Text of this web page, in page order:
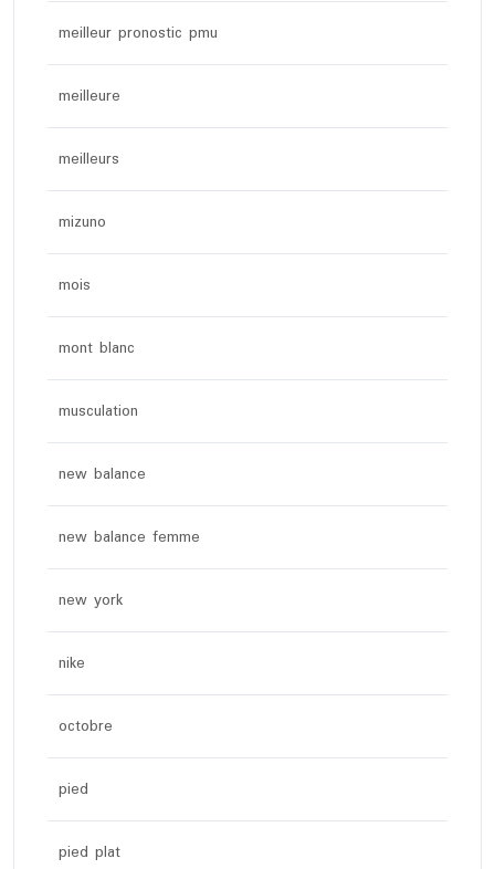
meilleur pronostic pmu
meilleure
meilleurs
mizuno
mois
mont blanc
musculation
new balance
new balance femme
new york
nike
octobre
pied
pied plat